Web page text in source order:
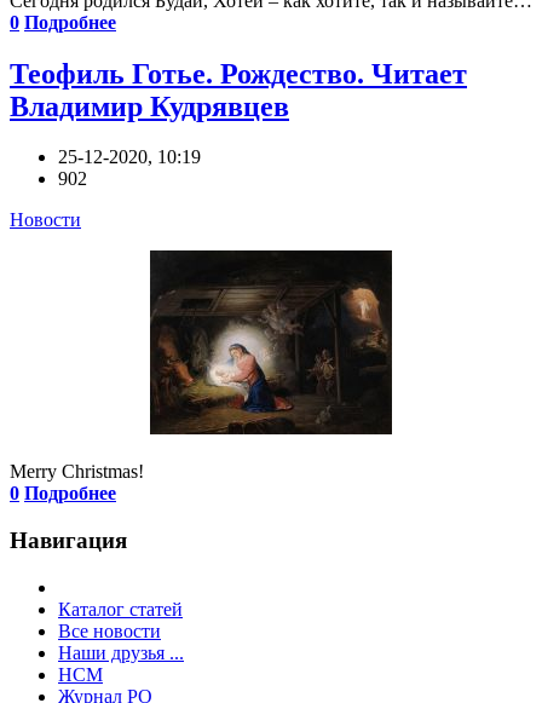
0 Подробнее
Теофиль Готье. Рождество. Читает
Владимир Кудрявцев
25-12-2020, 10:19
902
Новости
Mеrry Christmas!
0 Подробнее
Навигация
Каталог статей
Все новости
Наши друзья ...
HCM
Журнал РО